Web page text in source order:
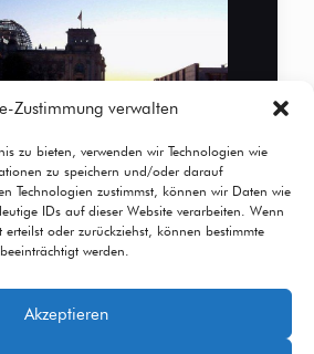
Zustimmung verwalten
zu bieten, verwenden wir Technologien wie
zu speichern und/oder darauf
Technologien zustimmst, können wir Daten wie
IDs auf dieser Website verarbeiten. Wenn
oder zurückziehst, können bestimmte
werden.
Akzeptieren